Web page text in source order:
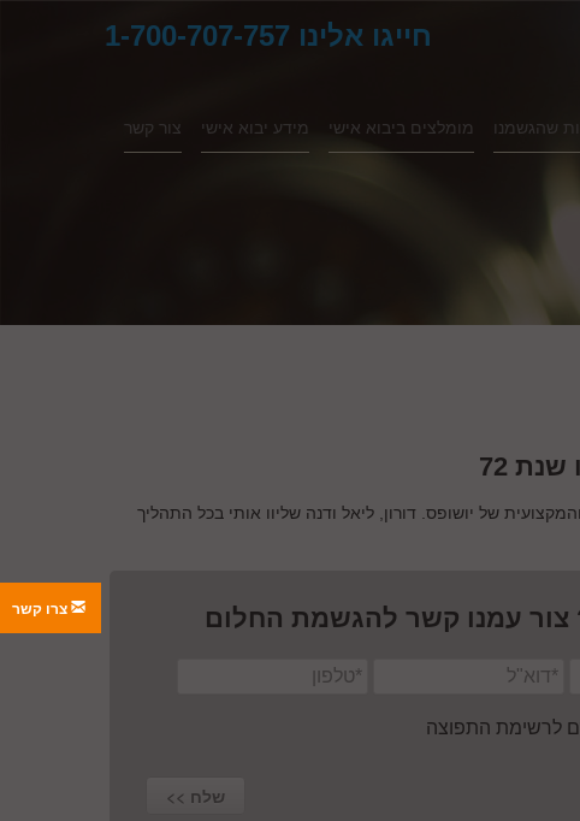
חייגו אלינו 1-700-707-757
שהגשמנו מומלצים ביבוא אישי מידע יבוא אישי צור קשר
72
של יושופס. דורון, ליאל ודנה שליוו אותי בכל התהליך
עמנו קשר להגשמת החלום
לרשימת התפוצה
צרו קשר